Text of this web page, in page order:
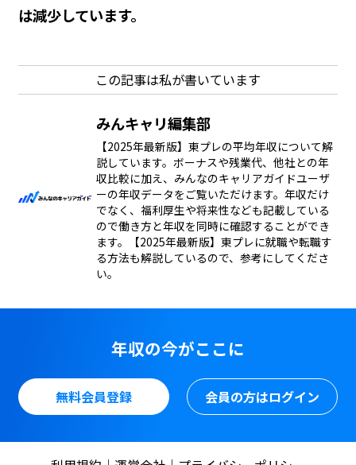
は減少しています。
この記事は私が書いています
みんキャリ編集部
【2025年最新版】東プレの平均年収について解
説しています。ボーナスや残業代、他社との年
収比較に加え、みんなのキャリアガイドユーザ
ーの年収データをご覧いただけます。年収だけ
でなく、福利厚生や将来性なども記載している
ので働き方と年収を同時に確認することができ
ます。【2025年最新版】東プレに就職や転職す
る方法も解説しているので、参考にしてくださ
い。
年収の今がここに
無料会員登録 会員の方はログイン